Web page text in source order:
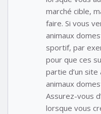
marché cible,
faire. Si vous
animaux
sportif, par
pour que ces
partie d’un
animaux
Assurez-vous
lorsque vous